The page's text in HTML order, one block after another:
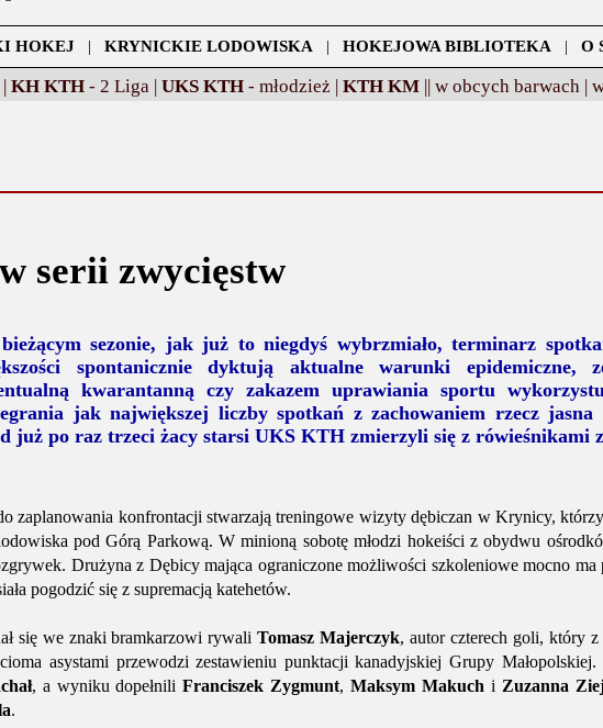
HOKEJ | KRYNICKIE LODOWISKA | HOKEJOWA BIBLIOTEKA | O
KH KTH - 2 Liga | UKS KTH - młodzież | KTH KM || w obcych barwach |
serii zwycięstw
sezonie, jak już to niegdyś wybrzmiało, terminarz
spontanicznie dyktują aktualne warunki epidemiczne,
kwarantanną czy zakazem uprawiania sportu
jak największej liczby spotkań z zachowaniem rzecz jasna
już po raz trzeci żacy starsi UKS KTH zmierzyli się z rówieśnikami
zaplanowania konfrontacji stwarzają treningowe wizyty dębiczan w Krynicy,
pod Górą Parkową. W minioną sobotę młodzi hokeiści z obydwu
Drużyna z Dębicy mająca ograniczone możliwości szkoleniowe mocno
pogodzić się z supremacją katehetów.
się we znaki bramkarzowi rywaliTomasz Majerczyk, autor czterech goli, który z
asystami przewodzi zestawieniu punktacji kanadyjskiej Grupy
, a wyniku dopełniliFranciszek Zygmunt,Maksym Makuch i Zuzanna
.